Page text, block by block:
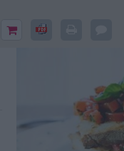
beliebte Vorspeise.
dem Mittelmeer Raum.